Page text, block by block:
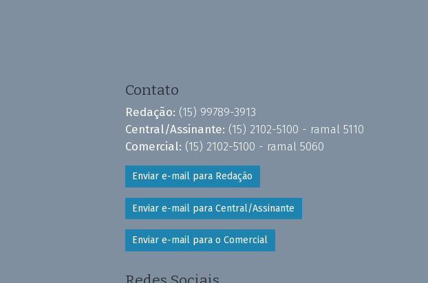
Contato
Redação: (15) 99789-3913
Central/Assinante: (15) 2102-5100 - ramal 5110
Comercial: (15) 2102-5100 - ramal 5060
Enviar e-mail para Redação
Enviar e-mail para Central/Assinante
Enviar e-mail para o Comercial